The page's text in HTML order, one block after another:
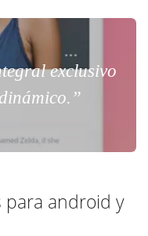
exclusivo
para android y